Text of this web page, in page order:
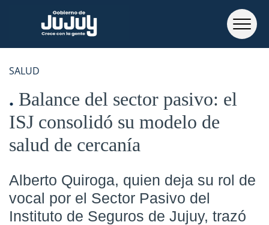
SALUD
Balance del sector pasivo: el
ISJ consolidó su modelo de
salud de cercanía
Alberto Quiroga, quien deja su rol de
vocal por el Sector Pasivo del
Instituto de Seguros de Jujuy, trazó